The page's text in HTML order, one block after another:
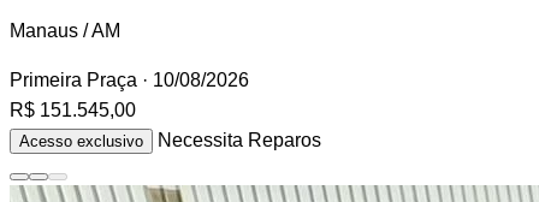
Manaus / AM
Primeira Praça · 10/08/2026
R$ 151.545,00
Acesso exclusivo Necessita Reparos